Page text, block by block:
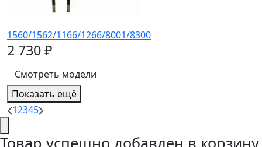
1560/1562/1166/1266/8001/8300
2 730 ₽
Смотреть модели
Показать ещё
12345
Товар успешно добавлен в корзину